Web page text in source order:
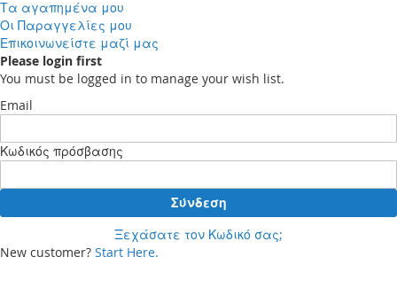
Τα αγαπημένα μου
Οι Παραγγελίες μου
Επικοινωνείστε μαζί μας
Please login first
You must be logged in to manage your wish list.
Email
Κωδικός πρόσβασης
Σύνδεση
Ξεχάσατε τον Κωδικό σας;
New customer? Start Here.